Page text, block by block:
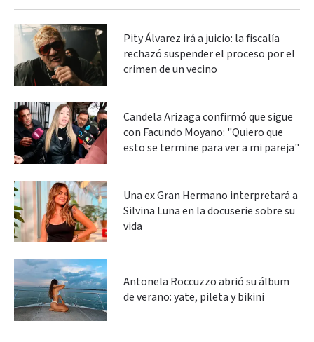
Pity Álvarez irá a juicio: la fiscalía
rechazó suspender el proceso por el
crimen de un vecino
Candela Arizaga confirmó que sigue
con Facundo Moyano: "Quiero que
esto se termine para ver a mi pareja"
Una ex Gran Hermano interpretará a
Silvina Luna en la docuserie sobre su
vida
Antonela Roccuzzo abrió su álbum
de verano: yate, pileta y bikini